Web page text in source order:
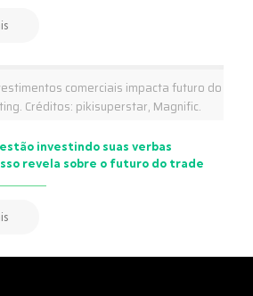
comerciais impacta futuro do
Créditos: pikisuperstar, Magnific.
investindo suas verbas
revela sobre o futuro do trade